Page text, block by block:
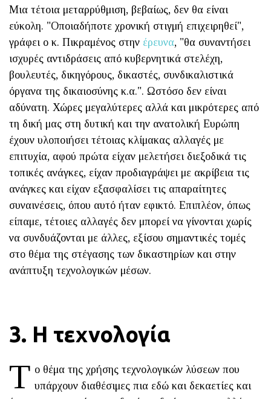
Μια τέτοια μεταρρύθμιση, βεβαίως, δεν θα είναι
εύκολη. "Οποιαδήποτε χρονική στιγμή επιχειρηθεί",
γράφει ο κ. Πικραμένος στην έρευνα, "θα συναντήσει
ισχυρές αντιδράσεις από κυβερνητικά στελέχη,
βουλευτές, δικηγόρους, δικαστές, συνδικαλιστικά
όργανα της δικαιοσύνης κ.α.". Ωστόσο δεν είναι
αδύνατη. Χώρες μεγαλύτερες αλλά και μικρότερες από
τη δική μας στη δυτική και την ανατολική Ευρώπη
έχουν υλοποιήσει τέτοιας κλίμακας αλλαγές με
επιτυχία, αφού πρώτα είχαν μελετήσει διεξοδικά τις
τοπικές ανάγκες, είχαν προδιαγράψει με ακρίβεια τις
ανάγκες και είχαν εξασφαλίσει τις απαραίτητες
συναινέσεις, όπου αυτό ήταν εφικτό. Επιπλέον, όπως
είπαμε, τέτοιες αλλαγές δεν μπορεί να γίνονται χωρίς
να συνδυάζονται με άλλες, εξίσου σημαντικές τομές
στο θέμα της στέγασης των δικαστηρίων και στην
ανάπτυξη τεχνολογικών μέσων.
3. Η τεχνολογία
Τ ο θέμα της χρήσης τεχνολογικών λύσεων που
υπάρχουν διαθέσιμες πια εδώ και δεκαετίες και